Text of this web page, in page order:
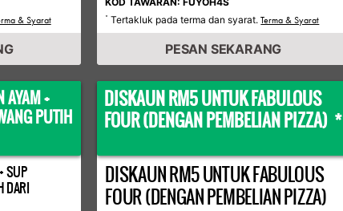
& Syarat * Tertakluk pada terma dan syarat.Terma & Syarat
PESAN SEKARANG
AYAM +
PUTIH
SUP
DARI
DISKAUN RM5 UNTUK FABULOUS
FOUR (DENGAN PEMBELIAN PIZZA) *
DISKAUN RM5 UNTUK FABULOUS
FOUR (DENGAN PEMBELIAN PIZZA)